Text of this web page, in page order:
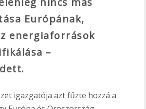
Európának,
energiaforrások
–
igazgatója azt fűzte hozzá a